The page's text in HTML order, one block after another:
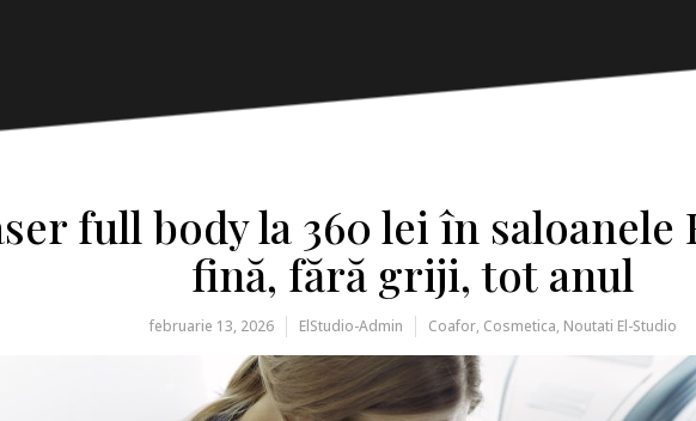
full body la 360 lei în saloanele
fină, fără griji, tot anul
februarie 13, 2026 ElStudio-Admin Coafor, Cosmetica, Noutati El-Studio